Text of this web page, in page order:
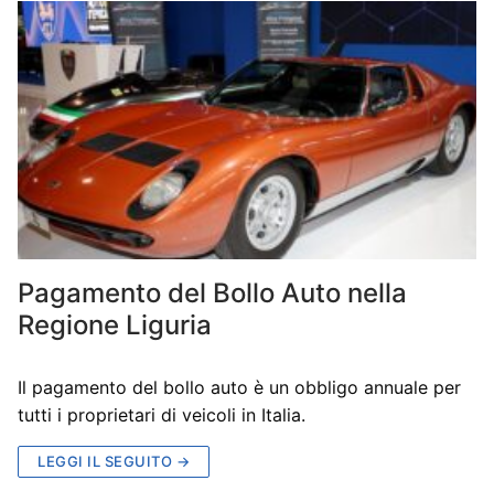
Pagamento del Bollo Auto nella
Regione Liguria
Il pagamento del bollo auto è un obbligo annuale per
tutti i proprietari di veicoli in Italia.
LEGGI IL SEGUITO →